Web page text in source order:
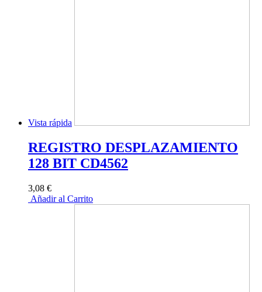
Vista rápida
REGISTRO DESPLAZAMIENTO
128 BIT CD4562
3,08 €
Añadir al Carrito